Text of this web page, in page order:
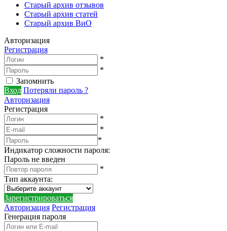
Старый архив отзывов
Старый архив статей
Старый архив ВиО
Авторизация
Регистрация
*
*
Запомнить
Вход Потеряли пароль ?
Авторизация
Регистрация
*
*
*
Индикатор сложности пароля:
Пароль не введен
*
Тип аккаунта:
Зарегистрироваться
Авторизация Регистрация
Генерация пароля